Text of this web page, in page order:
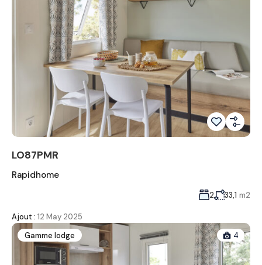
LO87PMR
Rapidhome
2 33,1 m2
Ajout : 12 May 2025
Gamme lodge
4